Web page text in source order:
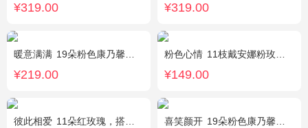
¥319.00 ¥319.00
暖意满满 19朵粉色康乃馨，搭配相思梅、黄莺穿插点缀。
¥219.00
粉色心情 11枝戴安娜粉玫瑰，满天星，绿叶搭配
¥149.00
彼此相爱 11朵红玫瑰，搭配适量满天星、叶上黄金。 喜笑颜开 19朵粉色康乃馨，2枝多头白百合，满天星、绿叶搭配